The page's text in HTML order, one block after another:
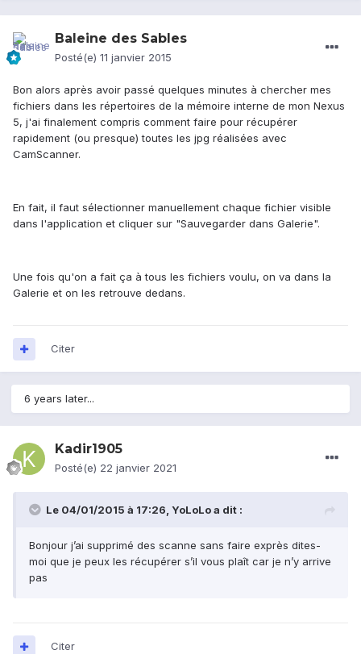
Baleine des Sables
Posté(e) 11 janvier 2015
Bon alors après avoir passé quelques minutes à chercher mes
fichiers dans les répertoires de la mémoire interne de mon Nexus
5, j'ai finalement compris comment faire pour récupérer
rapidement (ou presque) toutes les jpg réalisées avec
CamScanner.
En fait, il faut sélectionner manuellement chaque fichier visible
dans l'application et cliquer sur "Sauvegarder dans Galerie".
Une fois qu'on a fait ça à tous les fichiers voulu, on va dans la
Galerie et on les retrouve dedans.
Citer
6 years later...
Kadir1905
Posté(e) 22 janvier 2021
Le 04/01/2015 à 17:26, YoLoLoa dit :
Bonjour j’ai supprimé des scanne sans faire exprès dites-
moi que je peux les récupérer s’il vous plaît car je n’y arrive
pas
Citer